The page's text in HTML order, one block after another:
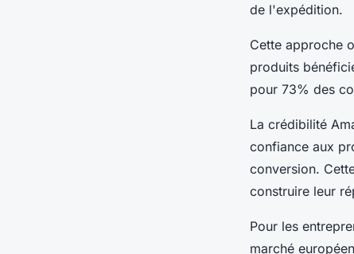
de l'expédition.
Cette approche
produits
pour 73% des
La crédibilité
confiance aux
conversion.
construire leur
Pour les
marché